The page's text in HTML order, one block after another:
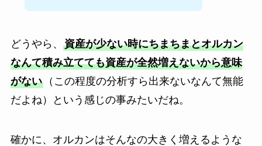
どうやら、 資産が少ない時にちまちまとオルカン
なんて積み立てても資産が全然増えないから意味
がない（この程度の分析すら出来ないなんて無能
だよね）という感じの事みたいだね。
確かに、オルカンはそんなの大きく増えるような